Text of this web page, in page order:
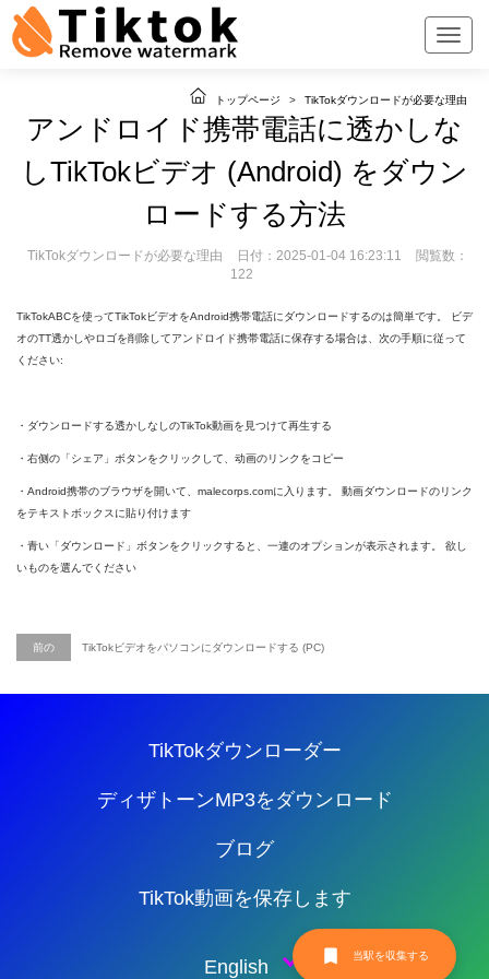
トップページ > TikTokダウンロードが必要な理由
アンドロイド携帯電話に透かしな
しTikTokビデオ (Android) をダウン
ロードする方法
TikTokダウンロードが必要な理由 日付：2025-01-04 16:23:11
閲覧数：
122
TikTokABCを使ってTikTokビデオをAndroid携帯電話にダウンロードするのは簡単です。 ビデ
オのTT透かしやロゴを削除してアンドロイド携帯電話に保存する場合は、次の手順に従って
ください:
・ダウンロードする透かしなしのTikTok動画を見つけて再生する
・右侧の「シェア」ボタンをクリックして、动画のリンクをコピー
・Android携帯のブラウザを開いて、malecorps.comに入ります。 動画ダウンロードのリンク
をテキストボックスに貼り付けます
・青い「ダウンロード」ボタンをクリックすると、一連のオプションが表示されます。 欲し
いものを選んでください
前の TikTokビデオをパソコンにダウンロードする (PC)
TikTokダウンローダー
ディザトーンMP3をダウンロード
ブログ
TikTok動画を保存します
English
当駅を収集する